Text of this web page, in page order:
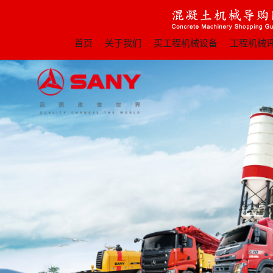
首页 关于我们 买工程机械设备 工程机械